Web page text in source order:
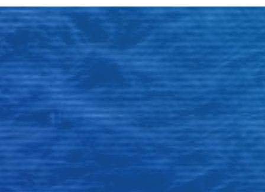
Pengarang
Subyek
ISBN/ISSN
Tipe Koleksi